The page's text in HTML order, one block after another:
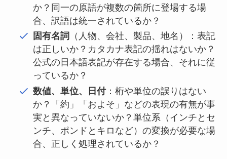
か？同一の原語が複数の箇所に登場する場
合、訳語は統一されているか？
固有名詞
（人物、会社、製品、地名）：表記
は正しいか？カタカナ表記の揺れはないか？
公式の日本語表記が存在する場合、それに従
っているか？
数値、単位、日付：桁や単位の誤りはない
か？「約」「およそ」などの表現の有無が事
実と異なっていないか？単位系（インチとセ
ンチ、ポンドとキロなど）の変換が必要な場
合、正しく処理されているか？